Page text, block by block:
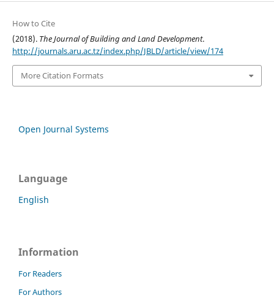
How to Cite
(2018). The Journal of Building and Land Development.
http://journals.aru.ac.tz/index.php/JBLD/article/view/174
More Citation Formats
Open Journal Systems
Language
English
Information
For Readers
For Authors